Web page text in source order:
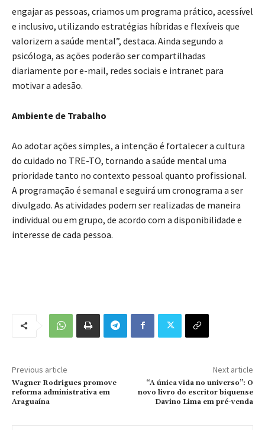
engajar as pessoas, criamos um programa prático, acessível
e inclusivo, utilizando estratégias híbridas e flexíveis que
valorizem a saúde mental”, destaca. Ainda segundo a
psicóloga, as ações poderão ser compartilhadas
diariamente por e-mail, redes sociais e intranet para
motivar a adesão.
Ambiente de Trabalho
Ao adotar ações simples, a intenção é fortalecer a cultura
do cuidado no TRE-TO, tornando a saúde mental uma
prioridade tanto no contexto pessoal quanto profissional.
A programação é semanal e seguirá um cronograma a ser
divulgado. As atividades podem ser realizadas de maneira
individual ou em grupo, de acordo com a disponibilidade e
interesse de cada pessoa.
Previous article
Wagner Rodrigues promove
reforma administrativa em
Araguaína
Next article
“A única vida no universo”: O
novo livro do escritor biquense
Davino Lima em pré-venda